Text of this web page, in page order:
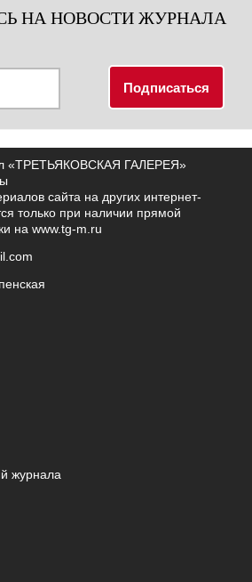
НА НОВОСТИ ЖУРНАЛА
«ТРЕТЬЯКОВСКАЯ ГАЛЕРЕЯ»
сайта на других интернет-
только при наличии прямой
на www.tg-m.ru
журнала